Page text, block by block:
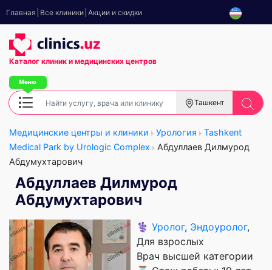
Главная Все клиники Акции и скидки
Каталог клиник и медицинских центров
Ташкент
Медицинские центры и клиники Урология
Tashkent
Medical Park by Urologic Complex
Абдуллаев Дилмурод
Абдумухтарович
Абдуллаев Дилмурод
Абдумухтарович
⚕️ Уролог, Эндоуролог,
Для взрослых
Врач высшей категории